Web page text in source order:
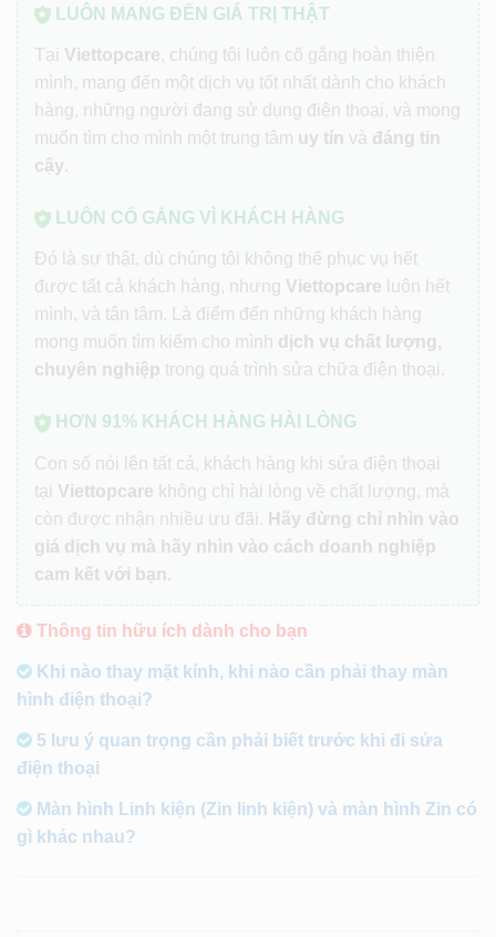
LUÔN MANG ĐẾN GIÁ TRỊ THẬT
Tại Viettopcare, chúng tôi luôn cố gắng hoàn thiện
mình, mang đến một dịch vụ tốt nhất dành cho khách
hàng, những người đang sử dụng điện thoại, và mong
muốn tìm cho mình một trung tâm uy tín và đáng tin
cậy.
LUÔN CỐ GẮNG VÌ KHÁCH HÀNG
Đó là sự thật, dù chúng tôi không thể phục vụ hết
được tất cả khách hàng, nhưng Viettopcare luôn hết
mình, và tận tâm. Là điểm đến những khách hàng
mong muốn tìm kiếm cho mình dịch vụ chất lượng,
chuyên nghiệp trong quá trình sửa chữa điện thoại.
HƠN 91% KHÁCH HÀNG HÀI LÒNG
Con số nói lên tất cả, khách hàng khi sửa điện thoại
tại Viettopcare không chỉ hài lòng về chất lượng, mà
còn được nhận nhiều ưu đãi. Hãy đừng chỉ nhìn vào
giá dịch vụ mà hãy nhìn vào cách doanh nghiệp
cam kết với bạn.
Thông tin hữu ích dành cho bạn
Khi nào thay mặt kính, khi nào cần phải thay màn
hình điện thoại?
5 lưu ý quan trọng cần phải biết trước khi đi sửa
điện thoại
Màn hình Linh kiện (Zin linh kiện) và màn hình Zin có
gì khác nhau?